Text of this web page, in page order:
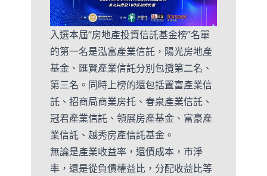
入選本屆“房地產投資信託基金榜”名單
的第一名是泓富產業信託，陽光房地產
基金、匯賢產業信託分別包攬第二名、
第三名。同時上榜的還包括置富產業信
託、招商局商業房托、春泉產業信託、
冠君產業信託、領展房產基金、富豪產
業信託、越秀房產信託基金。
無論是產業收益率，還債成本，市淨
率，還是從負債權益比，分配收益比等